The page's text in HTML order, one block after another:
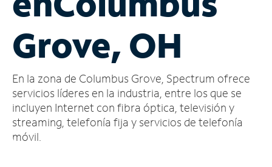
cuenta
Encuentra
tienda
Grove, OH
En la zona de Columbus Grove, Spectrum ofrece
servicios líderes en la industria, entre los que se
incluyen Internet con fibra óptica, televisión y
streaming, telefonía fija y servicios de telefonía
móvil.